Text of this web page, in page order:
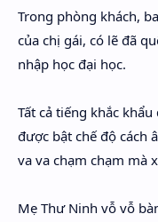
Trong phòng khách,
của chị gái, có lẽ đã
nhập học đại học.
Tất cả tiếng khắc
được bật chế độ cách
va va chạm chạm mà
Mẹ Thư Ninh vỗ vỗ